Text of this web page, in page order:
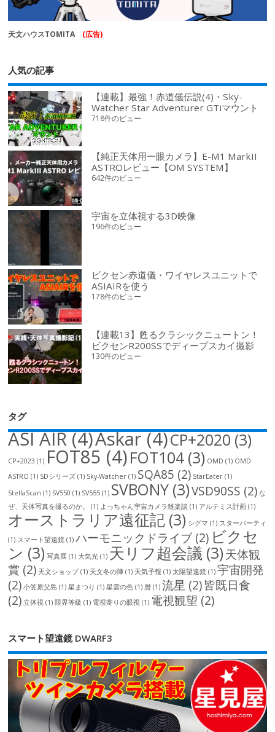
天文ハウスTOMITA (広告)
人気の記事
【連載】最強！赤道儀伝説(4)・Sky-
Watcher Star Adventurer GTiマウント
718件のビュー
【純正天体用一眼カメラ】E-M1 MarkII
ASTROレビュー【OM SYSTEM】
642件のビュー
宇宙を立体視する3D映像
196件のビュー
ビクセン赤道儀・ワイヤレスユニットで
ASIAIRを使う
178件のビュー
【連載13】甦るクラシックニュートン！
ビクセンR200SSでディープスカイ撮影
130件のビュー
タグ
ASI AIR(4)Askar(4)CP+2020 (3)
CP+2023 (1) FOT85 (4)FOT104 (3) OMD (1) OMD
ASTRO (1) SDシリーズ (1) Sky-Watcher (1) SQA85 (2) StarEater (1)
StellaScan (1) SV550 (1) SV555 (1) SVBONY (3)VSD90SS (2) な
ぜ、天体写真を撮るのか。
(1) よっちゃん宇宙カメラ雑楽談 (1) アルテミス計画 (1)
オーストラリア遠征記 (3) シグマ (1) スターパーティ
(1) スマート望遠鏡 (1) ハーモニックドライブ (2) ビクセ
ン (3) 写真展 (1) 大気光 (1) 天リフ超会議 (3)天体観
賞 (2) 天文ショップ(1) 天文冬の陣 (1) 天気予報 (1) 太陽望遠鏡 (1) 宇宙開発
(2) 小笠原父島 (1) 星まつり (1) 星雲の色 (1) 暦 (1) 流星 (2)皆既日食
(2) 立体視 (1) 限界等級 (1) 電視寄りの眼視 (1) 電視観望 (2)
スマート望遠鏡 DWARF3